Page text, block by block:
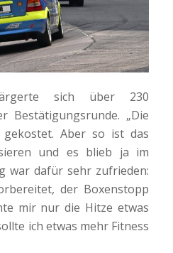
sich über 230
Bestätigungsrunde. „Die
Aber so ist das
und es blieb ja im
war dafür sehr zufrieden:
der Boxenstopp
mir nur die Hitze etwas
ich etwas mehr Fitness